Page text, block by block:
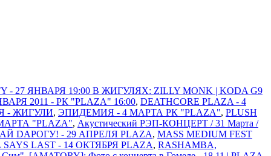
- 27 ЯНВАРЯ 19:00 В ЖИГУЛЯХ: ZILLY MONK | KODA G9
2011 - РК "PLAZA" 16:00, DEATHCORE PLAZA - 4
- ЖИГУЛИ, ЭПИДЕМИЯ - 4 МАРТА РК "PLAZA", PLUSH
"PLAZA", Акустический РЭП-КОНЦЕРТ / 31 Марта /
DАРОГУ! - 29 АПРЕЛЯ PLAZA, MASS MEDIUM FEST
SAYS LAST - 14 ОКТЯБРЯ PLAZA, RASHAMBA,